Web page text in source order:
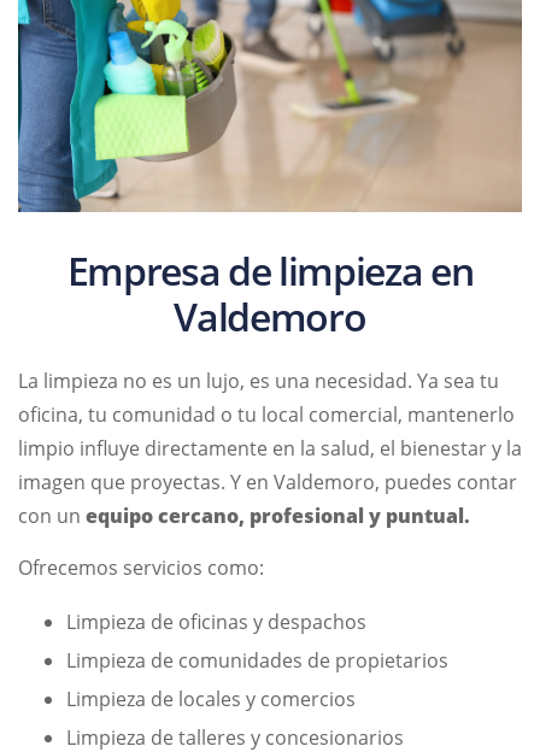
Empresa de limpieza en
Valdemoro
La limpieza no es un lujo, es una necesidad. Ya sea tu
oficina, tu comunidad o tu local comercial, mantenerlo
limpio influye directamente en la salud, el bienestar y la
imagen que proyectas. Y en Valdemoro, puedes contar
con un equipo cercano, profesional y puntual.
Ofrecemos servicios como:
Limpieza de oficinas y despachos
Limpieza de comunidades de propietarios
Limpieza de locales y comercios
Limpieza de talleres y concesionarios